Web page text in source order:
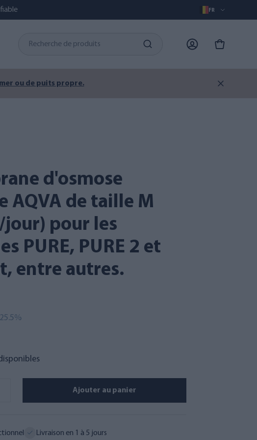
FR
mer ou de puits propre.
AQVA de taille M
jour) pour les
PURE, PURE 2 et
entre autres.
Ajouter au panier
Livraison en 1 à 5 jours